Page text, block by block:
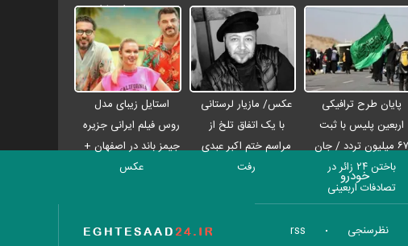
بی‌سیم روانه بازار
می‌شود
پایان طرح ترافیکی
اربعین پلیس با ثبت
۶۷ میلیون تردد / جان
باختن ۲۴ زائر در
تصادفات اربعینی
عکس/ مازیار لرستانی
با یک اتفاق تلخ از
مراسم ختم اکبر عبدی
رفت
استایل زیبای مدل
روس فیلم ایرانی جزیره
جیمز باند در اصفهان +
عکس
خودرو
تاریخ اقتصادنظرسنجی rss